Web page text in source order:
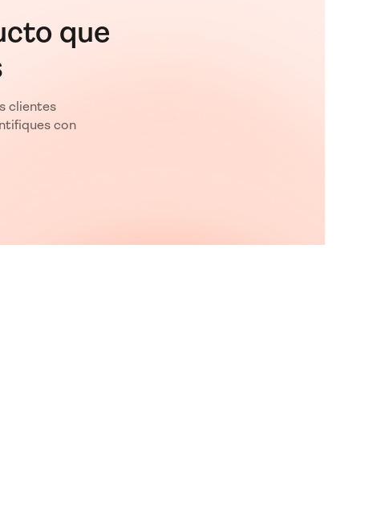
que
clientes
con